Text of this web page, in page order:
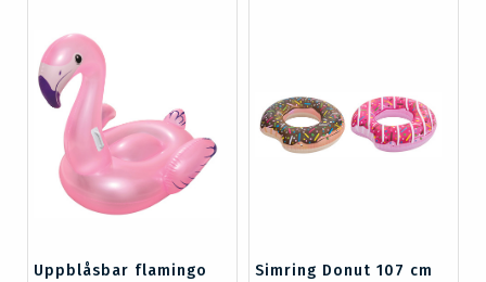
Uppblåsbar flamingo
Simring Donut 107 cm